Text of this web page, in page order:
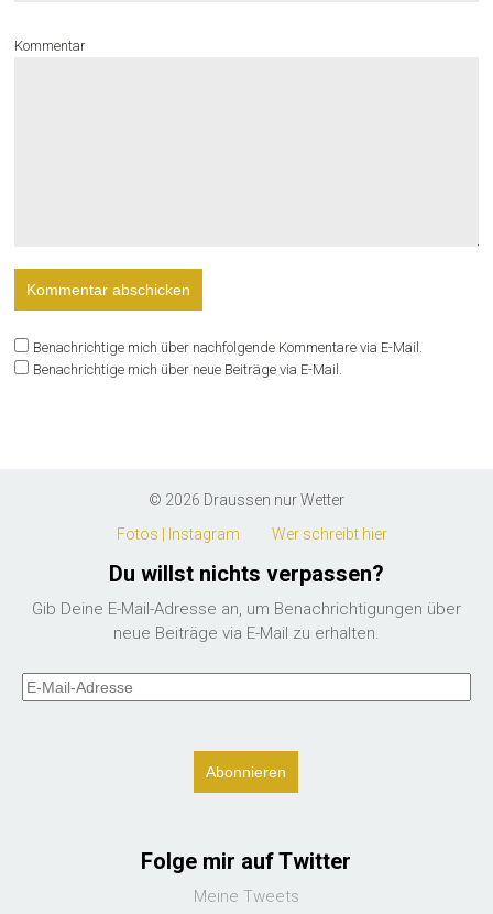
Kommentar
Benachrichtige mich über nachfolgende Kommentare via E-Mail.
Benachrichtige mich über neue Beiträge via E-Mail.
© 2026 Draussen nur Wetter
Fotos | Instagram
Wer schreibt hier
Du willst nichts verpassen?
Gib Deine E-Mail-Adresse an, um Benachrichtigungen über
neue Beiträge via E-Mail zu erhalten.
E-
Folge mir auf Twitter
Meine Tweets